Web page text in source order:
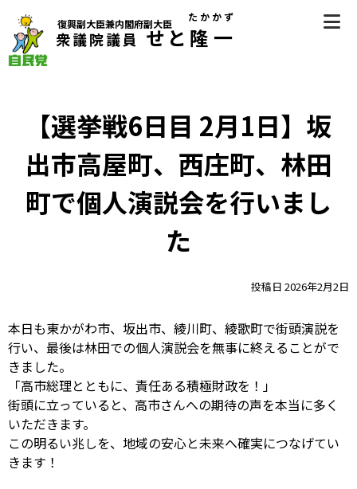
content
復興副大臣兼内閣府副大臣
衆議院議員 せと 隆一
たかかず
（せとたかかず）公式サイト
【選挙戦6日目 2月1日】坂
出市高屋町、西庄町、林田
町で個人演説会を行いまし
た
投稿日 2026年2月2日
本日も東かがわ市、坂出市、綾川町、綾歌町で街頭演説を
行い、最後は林田での個人演説会を無事に終えることがで
きました。
「高市総理とともに、責任ある積極財政を！」
街頭に立っていると、高市さんへの期待の声を本当に多く
いただきます。
この明るい兆しを、地域の安心と未来へ確実につなげてい
きます！